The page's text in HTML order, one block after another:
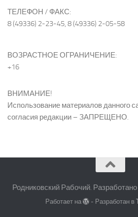
ТЕЛЕФОН / ФАКС:
8 (49336) 2-23-45, 8 (49336) 2-05-58
ВОЗРАСТНОЕ ОГРАНИЧЕНИЕ:
+16
ВНИМАНИЕ!
Использование материалов данного
согласия редакции – ЗАПРЕЩЕНО.
Родниковский Рабочий. Разработано
Работает на - Разработан в